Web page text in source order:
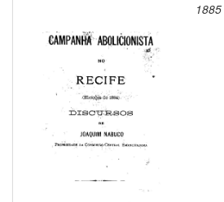
1885